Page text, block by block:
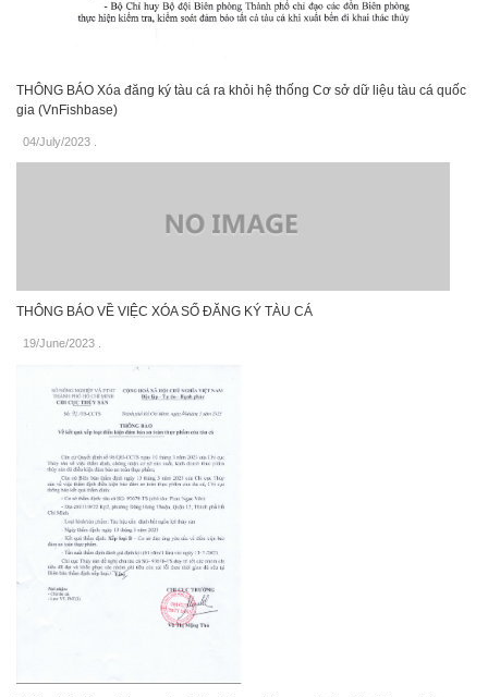
THÔNG BÁO Xóa đăng ký tàu cá ra khỏi hệ thống Cơ sở dữ liệu tàu cá quốc
gia (VnFishbase)
04/July/2023
THÔNG BÁO VỀ VIỆC XÓA SỐ ĐĂNG KÝ TÀU CÁ
19/June/2023